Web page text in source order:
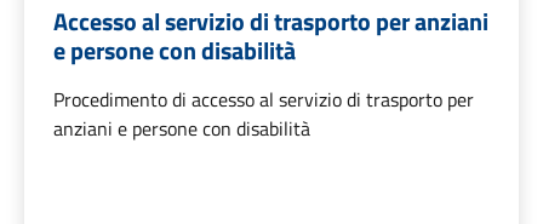
Accesso al servizio di trasporto per anziani
e persone con disabilità
Procedimento di accesso al servizio di trasporto per
anziani e persone con disabilità